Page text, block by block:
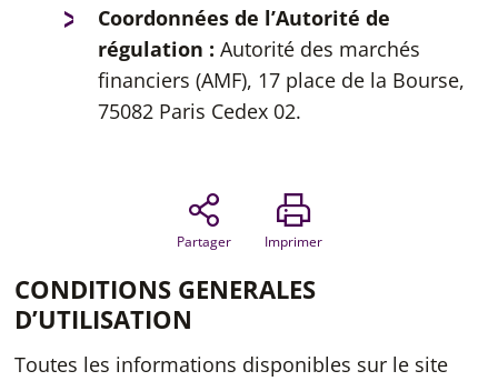
Coordonnées de l’Autorité de
régulation : Autorité des marchés
financiers (AMF), 17 place de la Bourse,
75082 Paris Cedex 02.
Partager Imprimer
CONDITIONS GENERALES
D’UTILISATION
Toutes les informations disponibles sur le site